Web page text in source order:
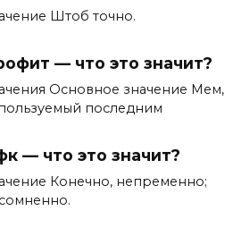
Штоб точно.
— что это значит?
Основное значение Мем,
последним
— что это значит?
Конечно, непременно;